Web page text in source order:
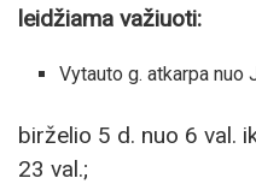
leidžiama važiuoti:
Vytauto g. atkarpa nuo
birželio 5 d. nuo 6 val.
23 val.;